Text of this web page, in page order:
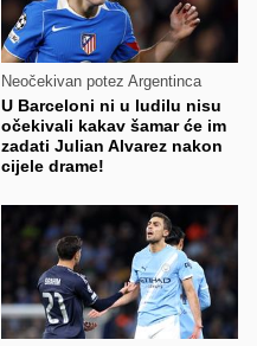
Neočekivan potez Argentinca
U Barceloni ni u ludilu nisu
očekivali kakav šamar će im
zadati Julian Alvarez nakon
cijele drame!